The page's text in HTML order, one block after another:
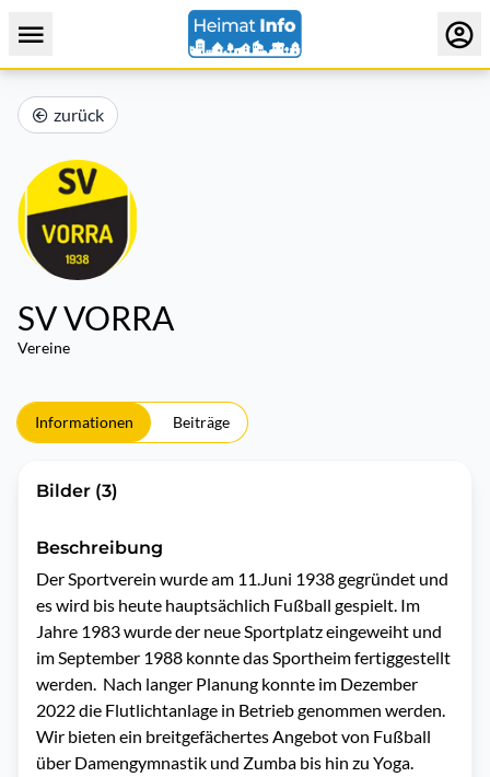
zurück
SV VORRA
Vereine
Informationen Beiträge
Bilder (3)
Beschreibung
Der Sportverein wurde am 11.Juni 1938 gegründet und
es wird bis heute hauptsächlich Fußball gespielt. Im
Jahre 1983 wurde der neue Sportplatz eingeweiht und
im September 1988 konnte das Sportheim fertiggestellt
werden.  Nach langer Planung konnte im Dezember
2022 die Flutlichtanlage in Betrieb genommen werden.
Wir bieten ein breitgefächertes Angebot von Fußball
über Damengymnastik und Zumba bis hin zu Yoga.